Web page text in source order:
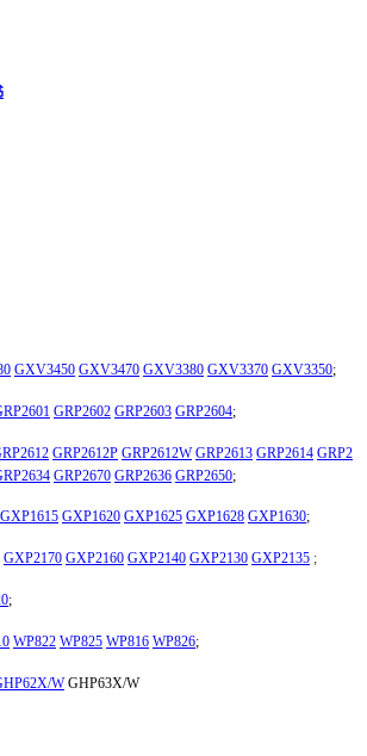
GXV3450 GXV3470 GXV3380 GXV3370 GXV3350;
GRP2602 GRP2603 GRP2604;
GRP2612P GRP2612W GRP2613 GRP2614 GRP2
GRP2670 GRP2636 GRP2650;
GXP1615 GXP1620 GXP1625 GXP1628 GXP1630;
GXP2170 GXP2160 GXP2140 GXP2130 GXP2135 ;
;
WP822 WP825 WP816 WP826;
WGHP63X/W